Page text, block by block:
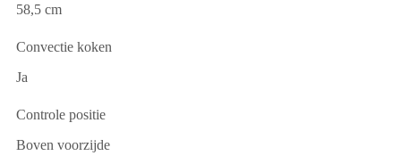
58,5 cm
Convectie koken
Ja
Controle positie
Boven voorzijde